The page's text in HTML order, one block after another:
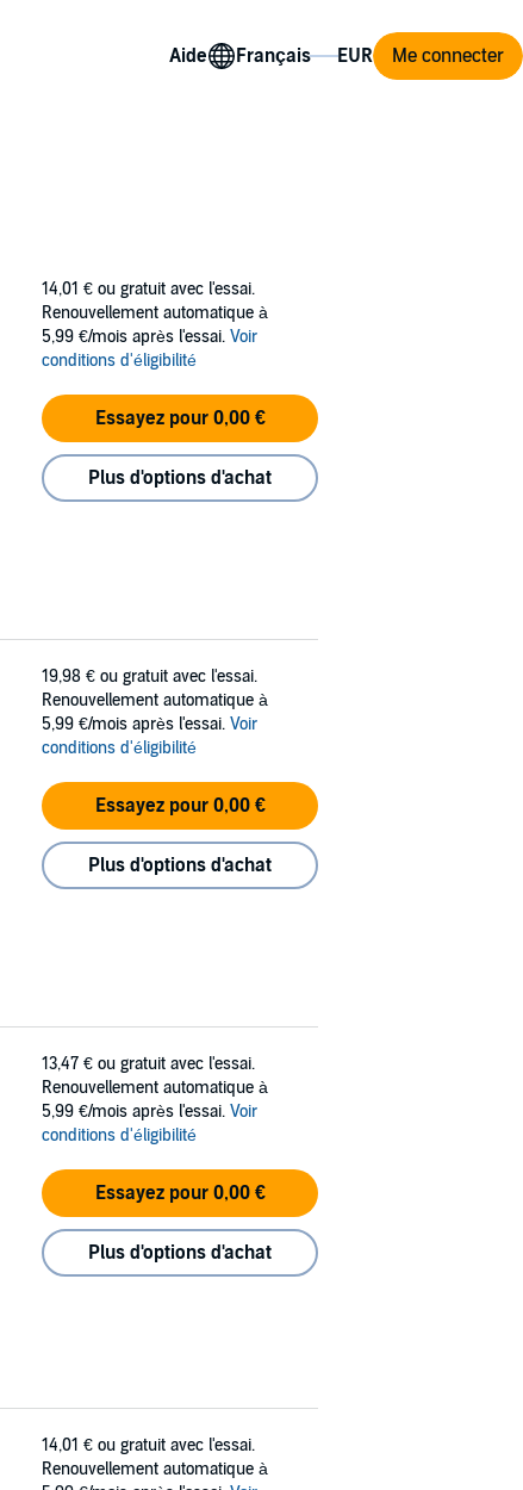
Aide Me connecter
14,01 € ou gratuit avec l'essai.
Renouvellement automatique à
5,99 €/mois après l'essai. Voir
conditions d'éligibilité
Essayez pour 0,00 €
Plus d'options d'achat
19,98 € ou gratuit avec l'essai.
Renouvellement automatique à
5,99 €/mois après l'essai. Voir
conditions d'éligibilité
Essayez pour 0,00 €
Plus d'options d'achat
13,47 € ou gratuit avec l'essai.
Renouvellement automatique à
5,99 €/mois après l'essai. Voir
conditions d'éligibilité
Essayez pour 0,00 €
Plus d'options d'achat
14,01 € ou gratuit avec l'essai.
Renouvellement automatique à